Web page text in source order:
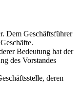
Dem Geschäftsführer
Bedeutung hat der
des Vorstandes
deren